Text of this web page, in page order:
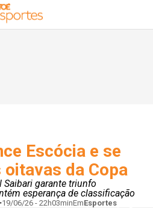
Escócia e se
da Copa
Saibari garante triunfo
esperança de classificação
19/06/26 - 22h03minEmEsportes